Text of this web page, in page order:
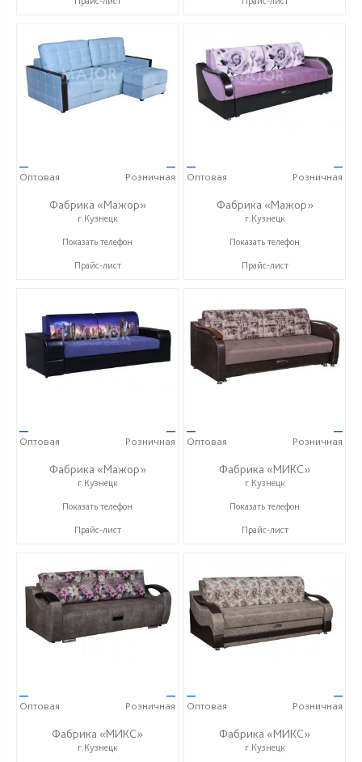
—
Оптовая
—
Розничная
Фабрика «Мажор»
г.Кузнецк
+7 (999) 611-98-99
Показать телефон
Прайс-лист
—
Оптовая
—
Розничная
Фабрика «Мажор»
г.Кузнецк
+7 (999) 611-98-99
Показать телефон
Прайс-лист
—
Оптовая
—
Розничная
Фабрика «Мажор»
г.Кузнецк
+7 (999) 611-98-99
Показать телефон
Прайс-лист
—
Оптовая
—
Розничная
Фабрика «МИКС»
г.Кузнецк
+7 (937) 423-36-37
Показать телефон
Прайс-лист
—
Оптовая
—
Розничная
Фабрика «МИКС»
г.Кузнецк
—
Оптовая
—
Розничная
Фабрика «МИКС»
г.Кузнецк